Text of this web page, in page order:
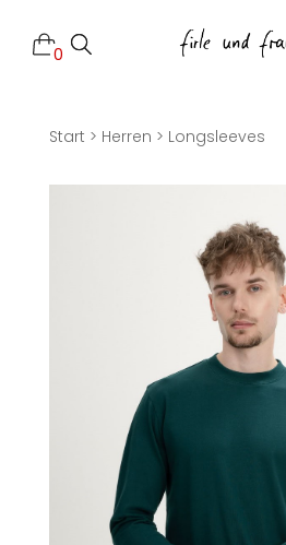
0
Start > Herren > Longsleeves